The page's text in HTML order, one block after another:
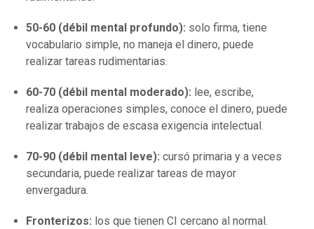
50-60 (débil mental profundo): solo firma, tiene
vocabulario simple, no maneja el dinero, puede
realizar tareas rudimentarias.
60-70 (débil mental moderado): lee, escribe,
realiza operaciones simples, conoce el dinero, puede
realizar trabajos de escasa exigencia intelectual.
70-90 (débil mental leve): cursó primaria y a veces
secundaria, puede realizar tareas de mayor
envergadura.
Fronterizos: los que tienen CI cercano al normal.